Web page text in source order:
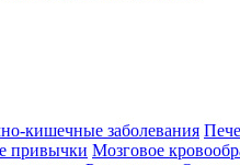
кишечные заболевания
привычки Мозговое